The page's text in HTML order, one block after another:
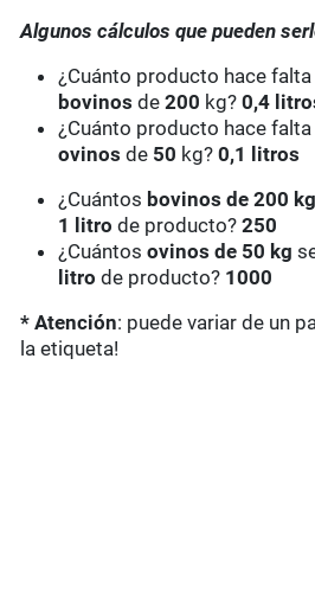
Algunos cálculos que pueden
¿Cuánto producto hace
bovinosde 200 kg?0,4
¿Cuánto producto hace
ovinosde 50 kg?0,1 litros
¿Cuántos bovinos de 200 kg
1 litro de producto?250
¿Cuántosovinos de 50 kg
litro de producto? 1000
* Atención: puede variar de un
la etiqueta!